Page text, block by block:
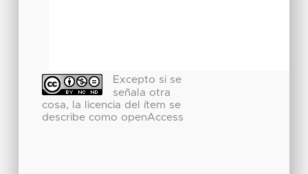
Excepto si se
señala otra
cosa, la licencia del ítem se
describe como openAccess